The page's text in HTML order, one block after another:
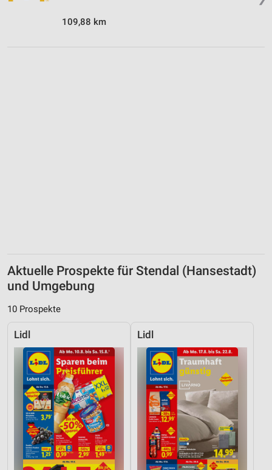
109,88 km
Aktuelle Prospekte für Stendal (Hansestadt)
und Umgebung
10 Prospekte
Lidl Lidl